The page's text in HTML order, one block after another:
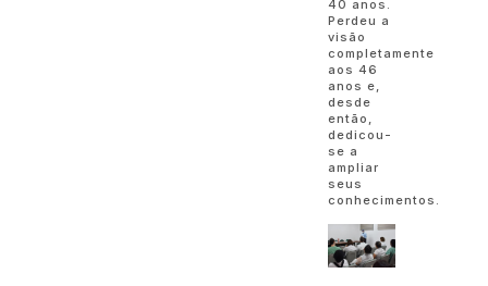
40 anos.
Perdeu a
visão
completamente
aos 46
anos e,
desde
então,
dedicou-
se a
ampliar
seus
conhecimentos.